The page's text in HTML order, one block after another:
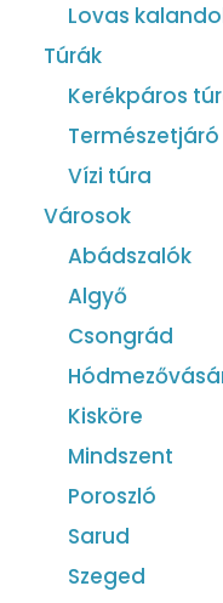
Lovas
Túrák
Kerékpáros
Vízi túra
Városok
Abádszalók
Algyő
Csongrád
Kisköre
Mindszent
Poroszló
Sarud
Szeged